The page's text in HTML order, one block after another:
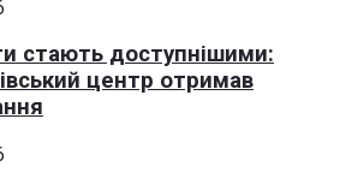
стають доступнішими:
центр отримав